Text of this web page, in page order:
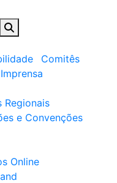
Comitês
Imprensa
Regionais
e Convenções
Online